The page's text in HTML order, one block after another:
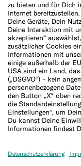
Cookie-Richtlinie